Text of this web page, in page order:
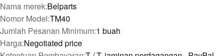
Nama merek:Belparts
Nomor Model:TM40
Jumlah Pesanan Minimum:1 buah
Harga:Negotiated price